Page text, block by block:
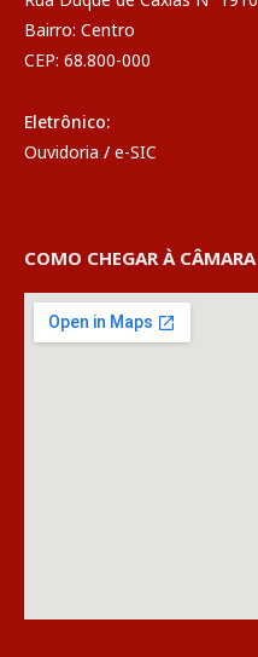
Bairro: Centro
CEP: 68.800-000
Eletrônico:
Ouvidoria / e-SIC
COMO CHEGAR À CÂMARA